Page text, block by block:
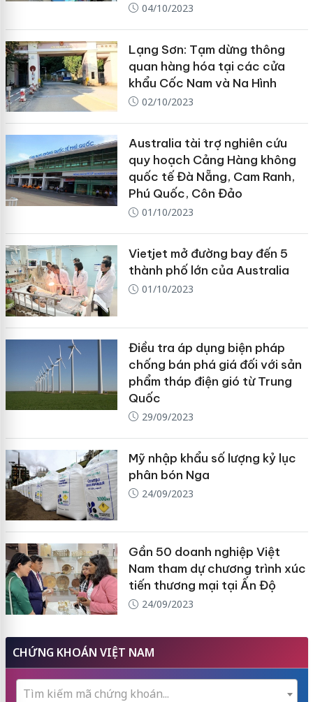
04/10/2023
Lạng Sơn: Tạm dừng thông
quan hàng hóa tại các cửa
khẩu Cốc Nam và Na Hình
02/10/2023
Australia tài trợ nghiên cứu
quy hoạch Cảng Hàng không
quốc tế Đà Nẵng, Cam Ranh,
Phú Quốc, Côn Đảo
01/10/2023
Vietjet mở đường bay đến 5
thành phố lớn của Australia
01/10/2023
Điều tra áp dụng biện pháp
chống bán phá giá đối với sản
phẩm tháp điện gió từ Trung
Quốc
29/09/2023
Mỹ nhập khẩu số lượng kỷ lục
phân bón Nga
24/09/2023
Gần 50 doanh nghiệp Việt
Nam tham dự chương trình xúc
tiến thương mại tại Ấn Độ
24/09/2023
CHỨNG KHOÁN VIỆT NAM
Tìm kiếm mã chứng khoán...